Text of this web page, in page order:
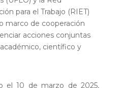
para el Trabajo (RIET)
marco de cooperación
acciones conjuntas
científico y
el 10 de marzo de 2025,